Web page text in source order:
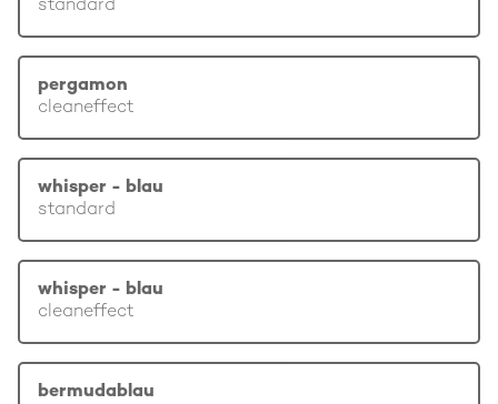
standard
pergamon
cleaneffect
whisper - blau
standard
whisper - blau
cleaneffect
bermudablau